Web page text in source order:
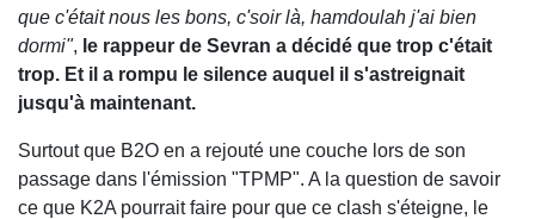
que c'était nous les bons, c'soir là, hamdoulah j'ai bien
dormi", le rappeur de Sevran a décidé que trop c'était
trop. Et il a rompu le silence auquel il s'astreignait
jusqu'à maintenant.
Surtout que B2O en a rejouté une couche lors de son
passage dans l'émission "TPMP". A la question de savoir
ce que K2A pourrait faire pour que ce clash s'éteigne, le